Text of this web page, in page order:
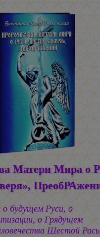
Матери Мира о
будущем Руси, о
о Грядущем
Шестой